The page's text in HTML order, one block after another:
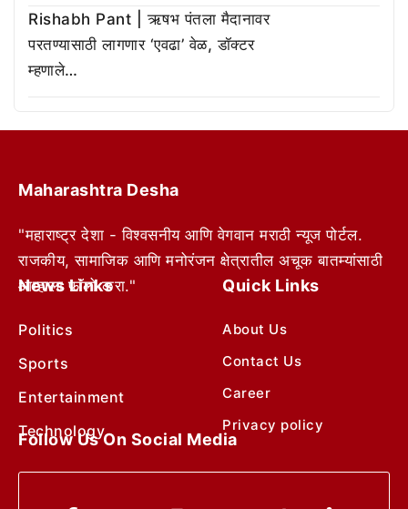
Rishabh Pant | ऋषभ पंतला मैदानावर
परतण्यासाठी लागणार ‘एवढा’ वेळ, डॉक्टर
म्हणाले…
Maharashtra Desha
"महाराष्ट्र देशा - विश्वसनीय आणि वेगवान मराठी न्यूज पोर्टल.
राजकीय, सामाजिक आणि मनोरंजन क्षेत्रातील अचूक बातम्यांसाठी
आम्हाला फॉलो करा."
News Links
Politics
Sports
Entertainment
Technology
Quick Links
About Us
Contact Us
Career
Privacy policy
Follow Us On Social Media